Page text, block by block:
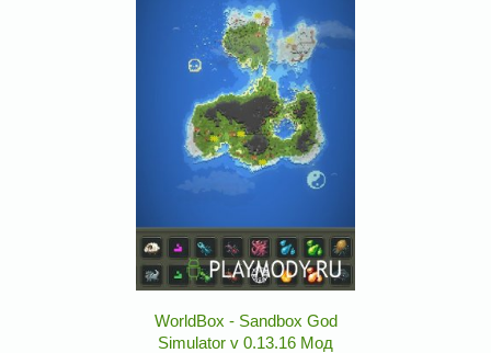
WorldBox - Sandbox God
Simulator v 0.13.16 Мод